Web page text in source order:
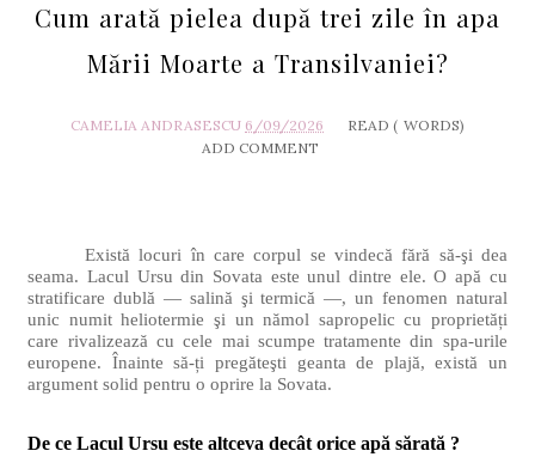
Cum arată pielea după trei zile în apa
Mării Moarte a Transilvaniei?
CAMELIA ANDRASESCU 6/09/2026 READ ( WORDS)
ADD COMMENT
Există locuri în care corpul se vindecă fără să-şi dea
seama. Lacul Ursu din Sovata este unul dintre ele. O apă cu
stratificare dublă — salină şi termică —, un fenomen natural
unic numit heliotermie şi un nămol sapropelic cu proprietăți
care rivalizează cu cele mai scumpe tratamente din spa-urile
europene. Înainte să-ți pregăteşti geanta de plajă, există un
argument solid pentru o oprire la Sovata.
De ce Lacul Ursu este altceva decât orice apă sărată ?